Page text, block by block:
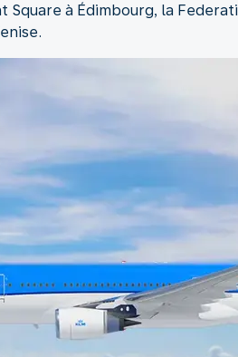
Square à Édimbourg, la